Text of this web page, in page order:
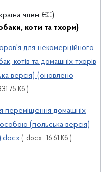
член ЄС)
коти та тхори)
для некомерційного
котів та домашніх тхорів
версія) (оновлено
Кб )
переміщення домашніх
(польська версія)
( .docx , 16.61 Кб )